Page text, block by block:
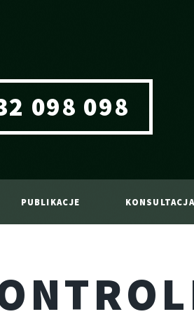
098 098
PUBLIKACJE KONSULTACJA